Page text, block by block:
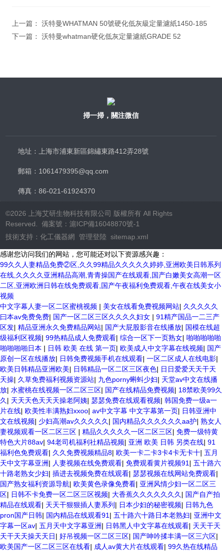
上一篇： 沃特曼WHATMAN 50號硬化低灰級定量濾紙1450-185
下一篇： 沃特曼whatman硬化低灰定量濾紙GRADE 52
掃一掃，關注微信
地址：上海市浦東新區錦繡東路412弄28號
郵箱：1061479395@qq.com
傳真：86-021-61924370
©2026 上海艾研生物科技有限公司 版權所有 All Rights
Reserved. 備案號：滬ICP備16048870號-1
技術支持：化工儀器網 管理登陸 sitemap.xml
感谢您访问我们的网站，您可能还对以下资源感兴趣：
99久久人妻精品免费②区,久久99精品久久久久久婷婷,亚洲欧美日韩系列
在线,久久久久亚洲精品高潮,青青操国产在线观看,国产白嫩美女高潮一区
二区,亚洲欧洲日韩在线免费观看,国产午夜福利免费观看,午夜在线美女小
视频
中文字幕人妻一区二区蜜桃视频 | 美女在线看免费视频网站| 久久久久久
曰本av免费免费| 国产一区二区三区久久久久妇女 | 91精产国品一二三产
区发| 精品亚洲永久免费精品网站| 国产大屁股影音在线播放| 国模在线超
级福利区视频| 99热精品成人免费观看| 综合一区下一页熟女| 啪啪啪啪啪
啪啪啪啪日本 | 日韩 欧美 在线 第一页| 欧美成人中文字幕在线视频| 国产
原创一区在线播放| 日韩免费视频手机在线观看| 一区二区成人在线电影|
欧美日韩精品亚洲欧美| 日韩精品一区二区三区夜色| 日日爱爱天天干天
天操| 久草免费福利视频资源站| 九色porny蝌蚪少妇| 天堂av中文在线播
放| 水蜜桃在线视频一区二区三区| 国产在线精品免费视频| 18禁欧美99久
久 | 天天天色天天天操老阿姨| 瑟瑟免费在线观看视频| 韩国免费一级a一
片在线| 欧美性丰满熟妇xxoo| av中文字幕 中文字幕第一页| 日韩亚洲中
文在线视频| 少妇高潮av久久久久久 | 国内精品久久久久久久aa护| 熟女人
妻视频观看一区二区三区 | 精品久久久久久一区二区三区| 免费一级特黄
特色大片88av| 94老司机福利社精品视频| 亚洲 欧美 日韩 另类在线| 91
福利色免费观看| 久久免费视频精品8| 欧美一卡二卡3卡4卡无卡十| 五月
天中文字幕亚洲| 人妻视频在线免费观看| 免费观看黄片视频91 | 五十路六
十路老熟女少妇| 插进去视频免费在线观看| 瑟瑟视频在线网站免费观看|
国产熟女福利资源导航| 欧美黄色录像免费看| 亚洲风情少妇一区二区三
区| 日韩不卡免费一区二区三区视频| 大香蕉久久久久久久久 | 国产自产拍
精品在线观看| 天天干狠狠插人妻系列 | 日本少妇的秘密视频| 日韩九色
pron国产日韩| 国内精品在线观看91 | 五十路六十路日本老熟妇| 亚洲中文
字幕一区av| 五月天中文字幕亚洲| 日韩黑人中文字幕在线观看| 天天干天
天干天天操天天日| 好吊视频一区二区三区| 国产呻吟揉丰满一区三六区|
欧美国产一区二区三区在线看| 成人av黄大片在线观看| 99久热在线精品